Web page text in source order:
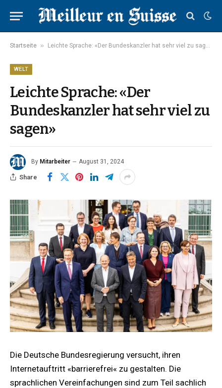
Startseite » Leichte Sprache: «Der Bundeskanzler hat sehr viel zu sagen»
WELT
Leichte Sprache: «Der
Bundeskanzler hat sehr viel zu
sagen»
By Mitarbeiter August 31, 2024
Share
Die Deutsche Bundesregierung versucht, ihren
Internetauftritt «barrierefrei« zu gestalten. Die
sprachlichen Vereinfachungen sind zum Teil sachlich